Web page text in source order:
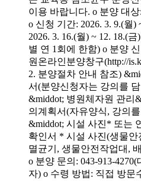
이용 바랍니다. o 분양 대
o 신청 기간: 2026. 3. 9.(월)
2026. 3. 16.(월) ~ 12. 18.(
별 연 1회에 한함) o 분양
원온라인분양창구(http://
2. 분양절차 안내 참조)
서(분양신청자는 강의를
&middot; 병원체자원 관리
의계획서(자유양식, 강의
&middot; 시설 사진* 또는
확인서 * 시설 사진(생물안
멸균기, 생물안전작업대,
o 분양 문의: 043-913-
자) o 수령 방법: 직접 방문